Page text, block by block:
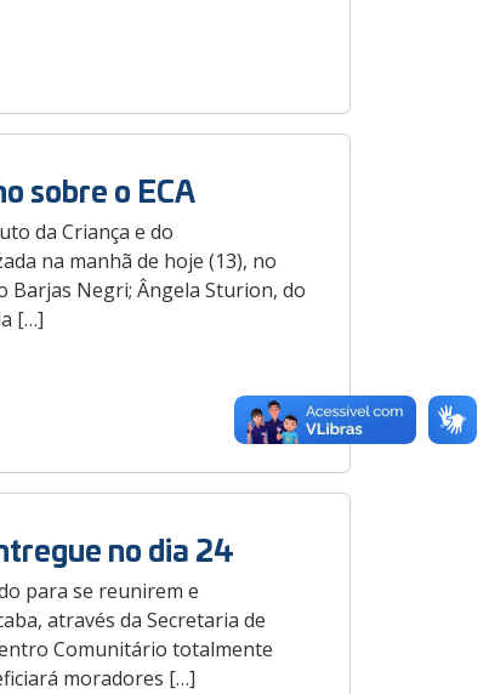
sobre o ECA
da Criança e do
na manhã de hoje (13), no
Barjas Negri; Ângela Sturion, do
[…]
no dia 24
para se reunirem e
através da Secretaria de
Comunitário totalmente
moradores […]